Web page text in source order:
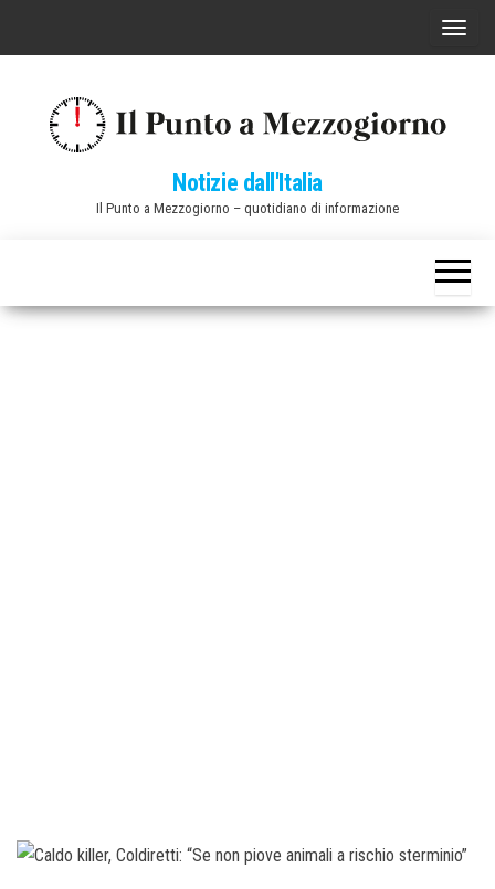
C
a
v
Notizie dall'Italia
Il Punto a Mezzogiorno – quotidiano di informazione